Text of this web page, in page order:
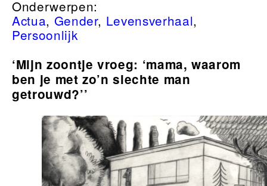
Onderwerpen:
Actua, Gender, Levensverhaal,
Persoonlijk
‘Mijn zoontje vroeg: ‘mama, waarom
ben je met zo’n slechte man
getrouwd?’’